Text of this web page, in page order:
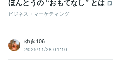
ほんとうの “おもてなし” とは
ビジネス・マーケティング
ゆき106
2025/11/28 01:10